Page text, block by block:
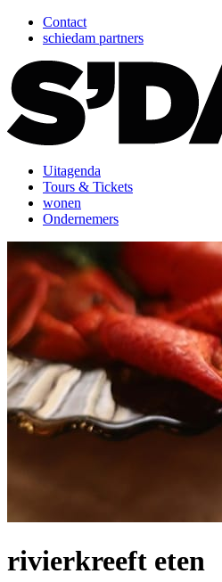
Contact
schiedam partners
Uitagenda
Tours & Tickets
wonen
Ondernemers
rivierkreeft eten